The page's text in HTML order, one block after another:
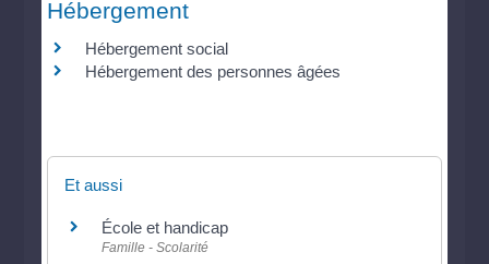
Hébergement
Hébergement social
Hébergement des personnes âgées
Et aussi
École et handicap
Famille - Scolarité